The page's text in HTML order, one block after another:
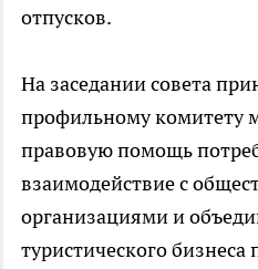
отпусков.
На заседании совета
профильному комитету
правовую помощь
взаимодействие с
организациями и
туристического бизнеса